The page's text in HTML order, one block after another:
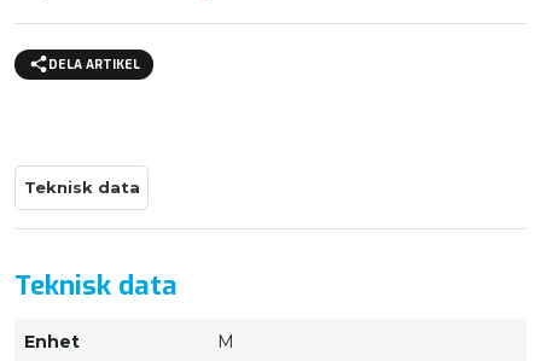
DELA ARTIKEL
Teknisk data
Teknisk data
Enhet M